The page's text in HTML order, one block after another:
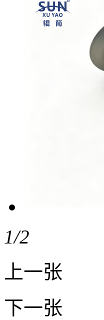
1/2
上一张
下一张